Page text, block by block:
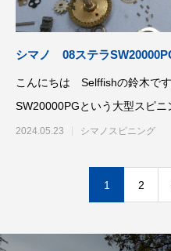
シマノ 08ステラ
こんにちは Selffishの鈴木で
SW20000PGという大型スピニ
です
2024.05.23 シマノスピニング
1 2